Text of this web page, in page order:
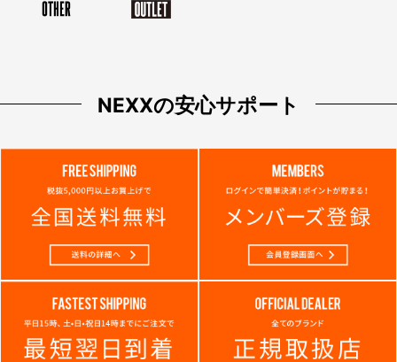
NEXXの安心サポート